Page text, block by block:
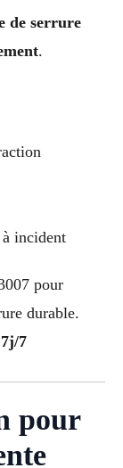
de serrure
.
incident
pour
durable.
7
pour